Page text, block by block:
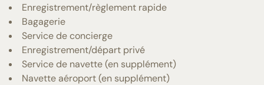
Enregistrement/règlement rapide
Bagagerie
Service de concierge
Enregistrement/départ privé
Service de navette (en supplément)
Navette aéroport (en supplément)